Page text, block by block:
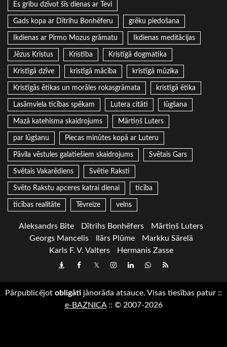
Es gribu dzīvot šīs dienas ar Tevi
Gads kopa ar Dītrihu Bonhēferu grēku piedošana
Ikdienas ar Pirmo Mozus grāmatu Ikdienas meditācijas
Jēzus Kristus Kristība Kristīgā dogmatika
Kristīgā dzīve kristīgā mācība kristīgā mūzika
Kristīgās ētikas un morāles rokasgrāmata kristīgā ētika
Lasāmviela ticības spēkam Lutera citāti lūgšana
Mazā katehisma skaidrojums Mārtiņš Luters
par lūgšanu Piecas minūtes kopā ar Luteru
Pāvila vēstules galatiešiem skaidrojums Svētais Gars
Svētais Vakarēdiens Svētie Raksti
Svēto Rakstu apceres katrai dienai ticība
ticības realitāte Tēvreize velns
Aleksandrs Bite Dītrihs Bonhēfers
Mārtiņš Luters
Georgs Mancelis
Ilārs Plūme
Markku Särelä
Karls F. V. Valters
Hermanis Zasse
DraugiemFacebook
TwitterInstagram
LinkedInwhatsapp
RSS
Pārpublicējot obligāti jānorāda atsauce. Visas tiesības patur ::
e-BAZNICA:: © 2007-2026